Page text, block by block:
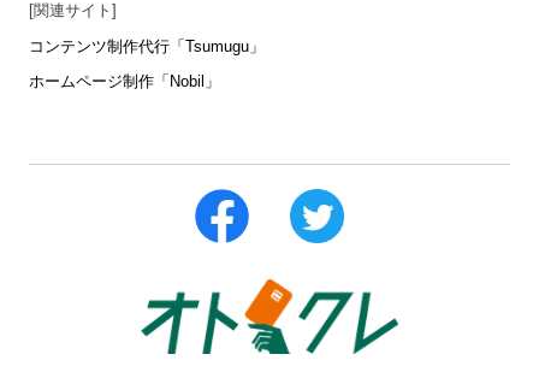
[関連サイト]
コンテンツ制作代行「Tsumugu」
ホームページ制作「Nobil」